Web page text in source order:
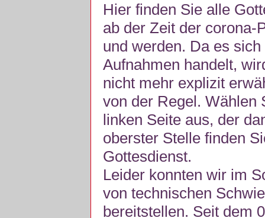
Hier finden Sie alle
ab der Zeit der corona-
und werden. Da es
Aufnahmen handelt,
nicht mehr explizit
von der Regel. Wählen
linken Seite aus, der
oberster Stelle finden
Gottesdienst.
Leider konnten wir im
von technischen
bereitstellen. Seit dem